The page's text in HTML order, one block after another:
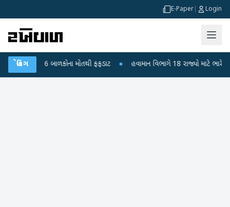
E-Paper Login
બ્રેકિંગ
6 બાળકોના મોતથી ફફડાટ ● હવામાન વિભાગે 18 રાજ્યો માટે ભારે વરસાદની